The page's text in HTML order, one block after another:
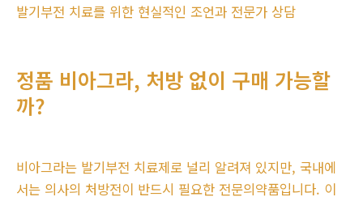
발기부전 치료를 위한 현실적인 조언과 전문가 상담
정품 비아그라, 처방 없이 구매 가능할
까?
비아그라는 발기부전 치료제로 널리 알려져 있지만, 국내에
서는 의사의 처방전이 반드시 필요한 전문의약품입니다. 이